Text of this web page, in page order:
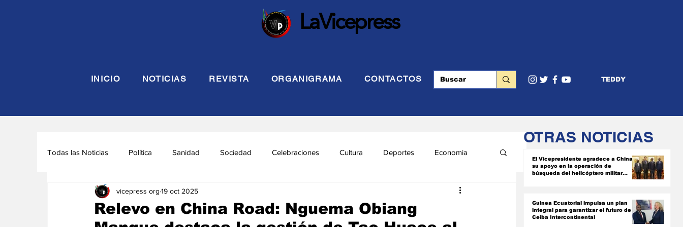
LaVicepress
INICIO NOTICIAS REVISTA ORGANIGRAMA CONTACTOS TEDDY
Todas las Noticias Política Sanidad Sociedad Celebraciones Cultura Deportes Economia
Seguridad y Defensa Turismo INTERIOR
Relevo en China Road: Nguema Obiang
vicepress org 19 oct 2025
OTRAS NOTICIAS
El Vicepresidente agradece a China
su apoyo en la operación de
búsqueda del helicóptero militar
Guinea Ecuatorial impulsa un plan
integral para garantizar el futuro de
Ceiba Intercontinental